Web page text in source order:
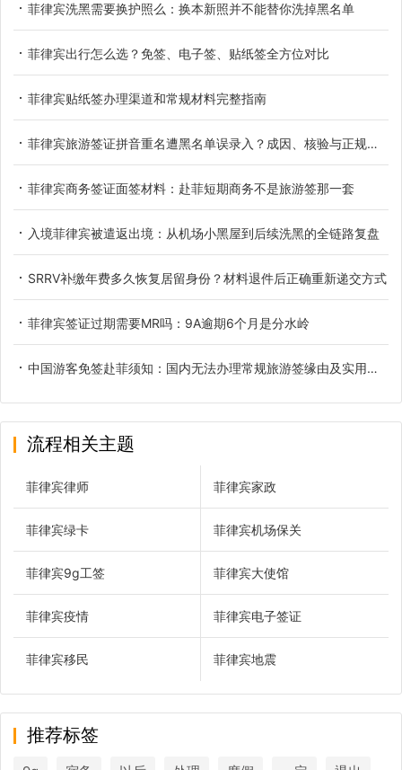
菲律宾洗黑需要换护照么：换本新照并不能替你洗掉黑名单
菲律宾出行怎么选？免签、电子签、贴纸签全方位对比
菲律宾贴纸签办理渠道和常规材料完整指南
菲律宾旅游签证拼音重名遭黑名单误录入？成因、核验与正规解决办法
菲律宾商务签证面签材料：赴菲短期商务不是旅游签那一套
入境菲律宾被遣返出境：从机场小黑屋到后续洗黑的全链路复盘
SRRV补缴年费多久恢复居留身份？材料退件后正确重新递交方式
菲律宾签证过期需要MR吗：9A逾期6个月是分水岭
中国游客免签赴菲须知：国内无法办理常规旅游签缘由及实用替代方案
流程相关主题
菲律宾律师 菲律宾家政
菲律宾绿卡 菲律宾机场保关
菲律宾9g工签 菲律宾大使馆
菲律宾疫情 菲律宾电子签证
菲律宾移民 菲律宾地震
推荐标签